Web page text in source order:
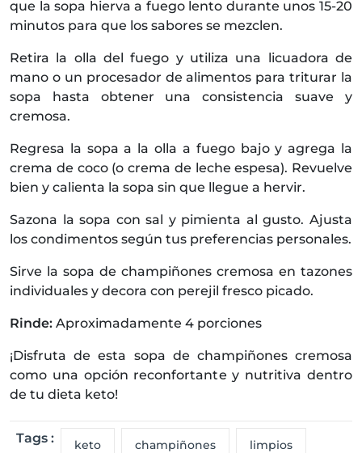
que la sopa hierva a fuego lento durante unos 15-20
minutos para que los sabores se mezclen.
Retira la olla del fuego y utiliza una licuadora de
mano o un procesador de alimentos para triturar la
sopa hasta obtener una consistencia suave y
cremosa.
Regresa la sopa a la olla a fuego bajo y agrega la
crema de coco (o crema de leche espesa). Revuelve
bien y calienta la sopa sin que llegue a hervir.
Sazona la sopa con sal y pimienta al gusto. Ajusta
los condimentos según tus preferencias personales.
Sirve la sopa de champiñones cremosa en tazones
individuales y decora con perejil fresco picado.
Rinde: Aproximadamente 4 porciones
¡Disfruta de esta sopa de champiñones cremosa
como una opción reconfortante y nutritiva dentro
de tu dieta keto!
Tags : keto champiñones limpios